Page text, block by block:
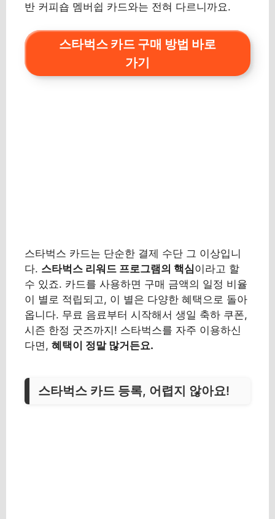
반 커피숍 멤버쉽 카드와는 전혀 다르니까요.
스타벅스 카드 구매 방법 바로
가기
스타벅스 카드는 단순한 결제 수단 그 이상입니
다. 스타벅스 리워드 프로그램의 핵심이라고 할
수 있죠. 카드를 사용하면 구매 금액의 일정 비율
이 별로 적립되고, 이 별은 다양한 혜택으로 돌아
옵니다. 무료 음료부터 시작해서 생일 축하 쿠폰,
시즌 한정 굿즈까지! 스타벅스를 자주 이용하신
다면, 혜택이 정말 많거든요.
스타벅스 카드 등록, 어렵지 않아요!